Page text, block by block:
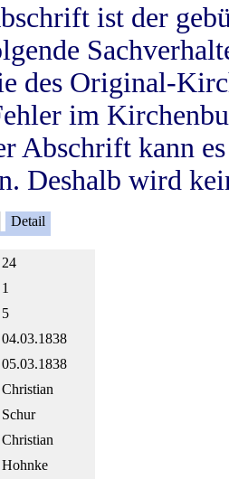
ist der
des Original-
im
Abschrift kann
Deshalb wird
Detail
24
1
5
04.03.1838
05.03.1838
Christian
Schur
Christian
Hohnke